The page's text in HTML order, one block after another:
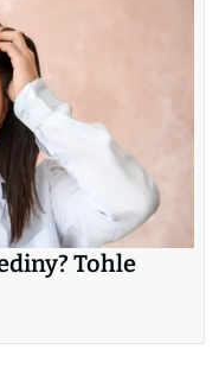
Tohle